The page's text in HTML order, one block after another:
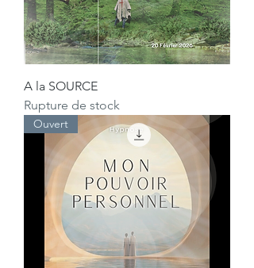
A la SOURCE
Rupture de stock
Ouvert